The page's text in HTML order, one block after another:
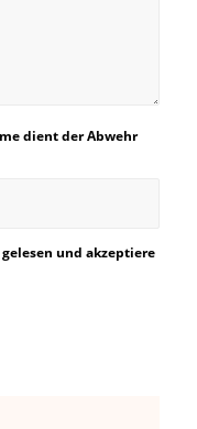
dient der Abwehr
und akzeptiere